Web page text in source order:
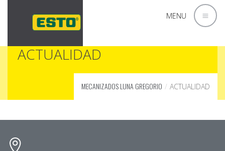
MENU
ACTUALIDAD
MECANIZADOS LUNA GREGORIO ACTUALIDAD